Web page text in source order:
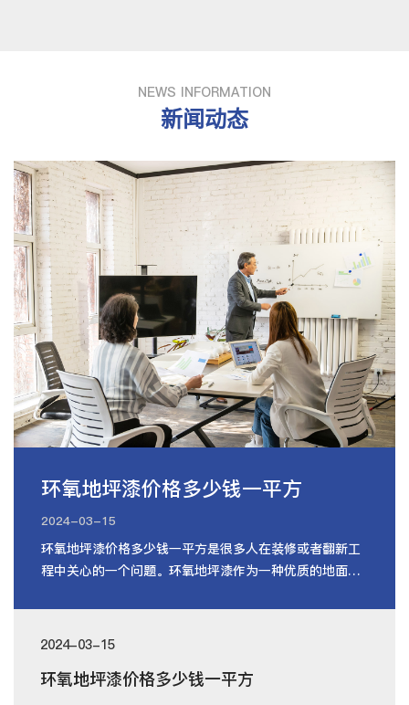
NEWS INFORMATION
新闻动态
环氧地坪漆价格多少钱一平方
2024-03-15
环氧地坪漆价格多少钱一平方是很多人在装修或者翻新工
程中关心的一个问题。环氧地坪漆作为一种优质的地面涂
2024-03-15
环氧地坪漆价格多少钱一平方